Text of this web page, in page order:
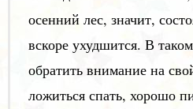
осенний лес, значит,
вскоре ухудшится. В
обратить внимание на
ложиться спать, хорошо